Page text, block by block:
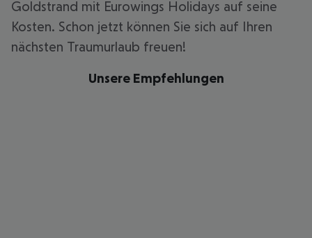
Goldstrand mit Eurowings Holidays auf seine
Kosten. Schon jetzt können Sie sich auf Ihren
nächsten Traumurlaub freuen!
Unsere Empfehlungen